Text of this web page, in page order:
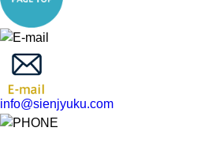
info@sienjyuku.com